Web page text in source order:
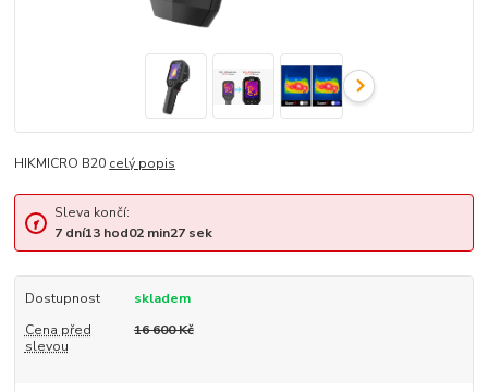
HIKMICRO B20 celý popis
Sleva končí:
7 dní13hod02min27sek
Dostupnost
skladem
Cena před
slevou
16 600 Kč